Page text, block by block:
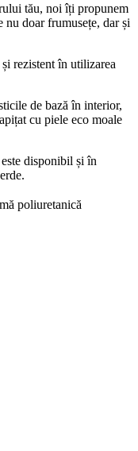
tău, noi îți propunem
nu doar frumusețe, dar și
rezistent în utilizarea
de bază în interior,
cu piele eco moale
disponibil și în
poliuretanică